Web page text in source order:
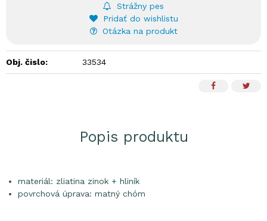
Strážny pes
Pridať do wishlistu
Otázka na produkt
Obj. čislo: 33534
Popis produktu
materiál: zliatina zinok + hliník
povrchová úprava: matný chóm